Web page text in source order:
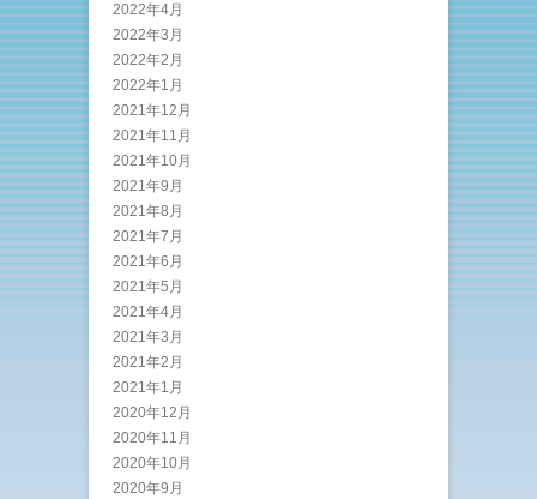
2022年4月
2022年3月
2022年2月
2022年1月
2021年12月
2021年11月
2021年10月
2021年9月
2021年8月
2021年7月
2021年6月
2021年5月
2021年4月
2021年3月
2021年2月
2021年1月
2020年12月
2020年11月
2020年10月
2020年9月